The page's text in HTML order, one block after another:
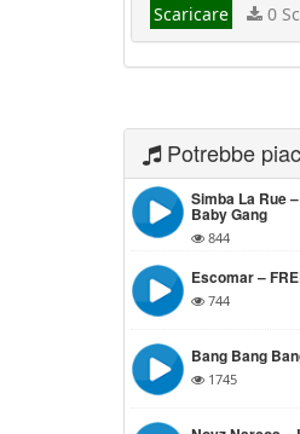
Scaricare 0
Potrebbe
Simba La Rue
Baby Gang
844
Escomar –
744
Bang Bang
1745